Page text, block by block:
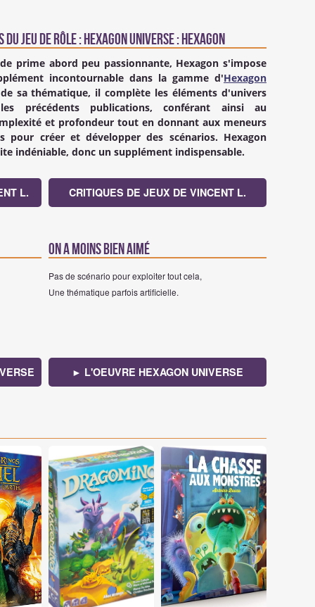
Jeu de rôle : Hexagon Universe : Hexagon
prime abord peu passionnante, Hexagon s'impose
incontournable dans la gamme d'Hexagon
sa thématique, il complète les éléments d'univers
précédents publications, conférant ainsi au
et profondeur tout en donnant aux meneurs
pour créer et développer des scénarios. Hexagon
indéniable, donc un supplément indispensable.
L. CRITIQUES DE JEUX DE VINCENT L.
On a moins bien aimé
Pas de scénario pour exploiter tout cela,
Une thématique parfois artificielle.
► L'OEUVRE HEXAGON UNIVERSE